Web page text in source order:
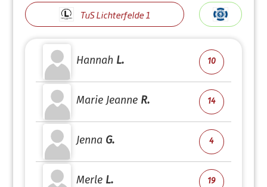
TuS Lichterfelde 1
Hannah L. 10
Marie Jeanne R. 14
Jenna G. 4
Merle L. 19